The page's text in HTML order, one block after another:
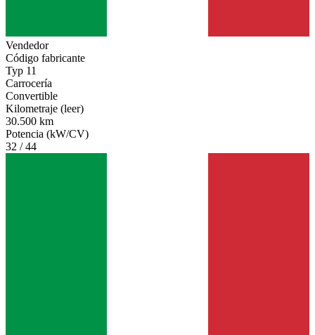
Vendedor
Código fabricante
Typ 11
Carrocería
Convertible
Kilometraje (leer)
30.500 km
Potencia (kW/CV)
32 / 44